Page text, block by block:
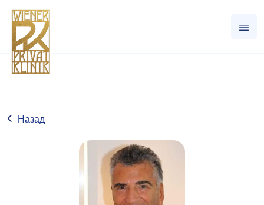
Назад